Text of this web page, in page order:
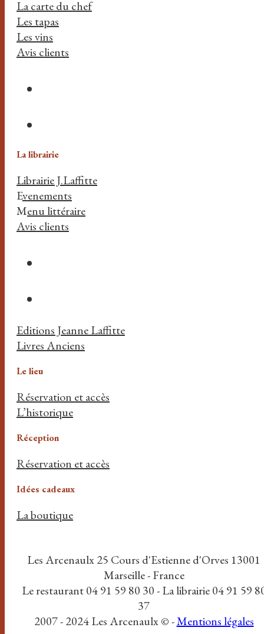
La carte du chef
Les tapas
Les vins
Avis clients
La librairie
Librairie J.Laffitte
Evenements
Menu littéraire
Avis clients
Editions Jeanne Laffitte
Livres Anciens
Le lieu
Réservation et accès
L’historique
Réception
Réservation et accès
Idées cadeaux
La boutique
Les Arcenaulx 25 Cours d'Estienne d'Orves 13001
Marseille - France
Le restaurant 04 91 59 80 30 - La librairie 04 91 59
37
2007 - 2024 Les Arcenaulx © -Mentions légales